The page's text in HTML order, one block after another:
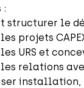
:
structurer le
projets
URS et
relations
installation,